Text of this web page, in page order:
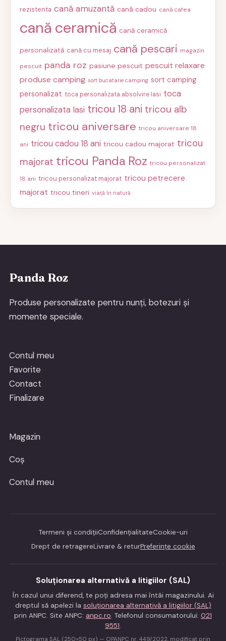
rezistenta cană amuzantă cană cadou cană cafea
cană ceramică cană ceramică
personalizată cană cu mesaj cană pescari magazin
pescuit panda roz pasiune pescuit pescuit relaxare
produse camping sort bucatarie camping sort camping
personalizat toca personalizata absolvire Iasi toca
personalizata Iasi tricou 18 ani tricou alb
negru tricou aniversare tricou aniversare 18
ani tricou cadou 18 ani tricou cadou majorat tricou
majorat tricou Panda Roz tricou personalizat
18 ani tricou personalizat majorat tricou petrecere
majorat tricou tineri viață în natură
Panda Roz
Produse personalizate pentru nunți, botezuri și
momente speciale.
Contul meu
Favorite
Contact
Finalizare
Magazin
Coș
Contul meu
Termeni și condițiiConfidențialitateCookie-uri
Drept de retragereLivrare & returPreferințe cookie
Soluționarea alternativă a litigiilor (SAL)
În cazul unui diferend, te poți adresa mai întâi magazinului. Ai
dreptul să apelezi la soluționarea alternativă a litigiilor (SAL)
prin ANPC. Site ANPC: anpc.ro. Telefonul consumatorului: 021
9551.
Pictograma SAL (250×50 px) — OPANPC nr. 449/2022, modificat prin